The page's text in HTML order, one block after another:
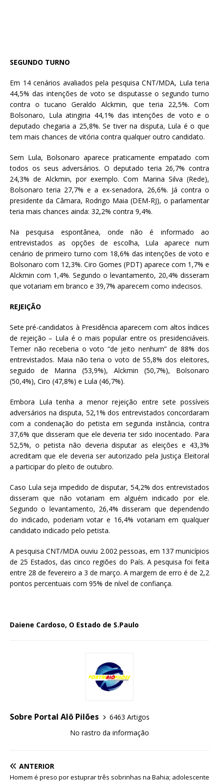
SEGUNDO TURNO
Em 14 cenários avaliados pela pesquisa CNT/MDA, Lula teria
44,5% das intenções de voto se disputasse o segundo turno
contra o tucano Geraldo Alckmin, que teria 22,5%. Com
Bolsonaro, Lula atingiria 44,1% das intenções de voto e o
deputado chegaria a 25,8%. Se tiver na disputa, Lula é o que
tem mais chances de vitória contra qualquer outro candidato.
Sem Lula, Bolsonaro aparece praticamente empatado com
todos os seus adversários. O deputado teria 26,7% contra
24,3% de Alckmin, por exemplo. Com Marina Silva (Rede),
Bolsonaro teria 27,7% e a ex-senadora, 26,6%. Já contra o
presidente da Câmara, Rodrigo Maia (DEM-RJ), o parlamentar
teria mais chances ainda: 32,2% contra 9,4%.
Na pesquisa espontânea, onde não é informado ao
entrevistados as opções de escolha, Lula aparece num
cenário de primeiro turno com 18,6% das intenções de voto e
Bolsonaro com 12,3%. Ciro Gomes (PDT) aparece com 1,7% e
Alckmin com 1,4%. Segundo o levantamento, 20,4% disseram
que votariam em branco e 39,7% aparecem como indecisos.
REJEIÇÃO
Sete pré-candidatos à Presidência aparecem com altos índices
de rejeição – Lula é o mais popular entre os presidenciáveis.
Temer não receberia o voto “de jeito nenhum” de 88% dos
entrevistados. Maia não teria o voto de 55,8% dos eleitores,
seguido de Marina (53,9%), Alckmin (50,7%), Bolsonaro
(50,4%), Ciro (47,8%) e Lula (46,7%).
Embora Lula tenha a menor rejeição entre sete possíveis
adversários na disputa, 52,1% dos entrevistados concordaram
com a condenação do petista em segunda instância, contra
37,6% que disseram que ele deveria ter sido inocentado. Para
52,5%, o petista não deveria disputar as eleições e 43,3%
acreditam que ele deveria ser autorizado pela Justiça Eleitoral
a participar do pleito de outubro.
Caso Lula seja impedido de disputar, 54,2% dos entrevistados
disseram que não votariam em alguém indicado por ele.
Segundo o levantamento, 26,4% disseram que dependendo
do indicado, poderiam votar e 16,4% votariam em qualquer
candidato indicado pelo petista.
A pesquisa CNT/MDA ouviu 2.002 pessoas, em 137 municípios
de 25 Estados, das cinco regiões do País. A pesquisa foi feita
entre 28 de fevereiro a 3 de março. A margem de erro é de 2,2
pontos percentuais com 95% de nível de confiança.
Daiene Cardoso, O Estado de S.Paulo
Sobre Portal Alô Pilões
6463 Artigos
No rastro da informação
ANTERIOR
Homem é preso por estuprar três sobrinhas na Bahia; adolescente